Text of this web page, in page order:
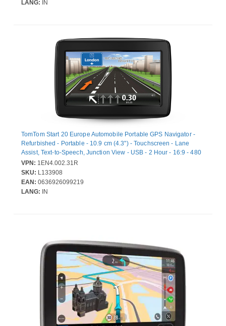
LANG: IN
TomTom Start 20 Europe Automobile Portable GPS Navigator -
Refurbished - Portable - 10.9 cm (4.3") - Touchscreen - Lane
Assist, Text-to-Speech, Junction View - USB - 2 Hour - 16:9 - 480
x 272
VPN: 1EN4.002.31R
SKU: L133908
EAN: 0636926099219
LANG: IN